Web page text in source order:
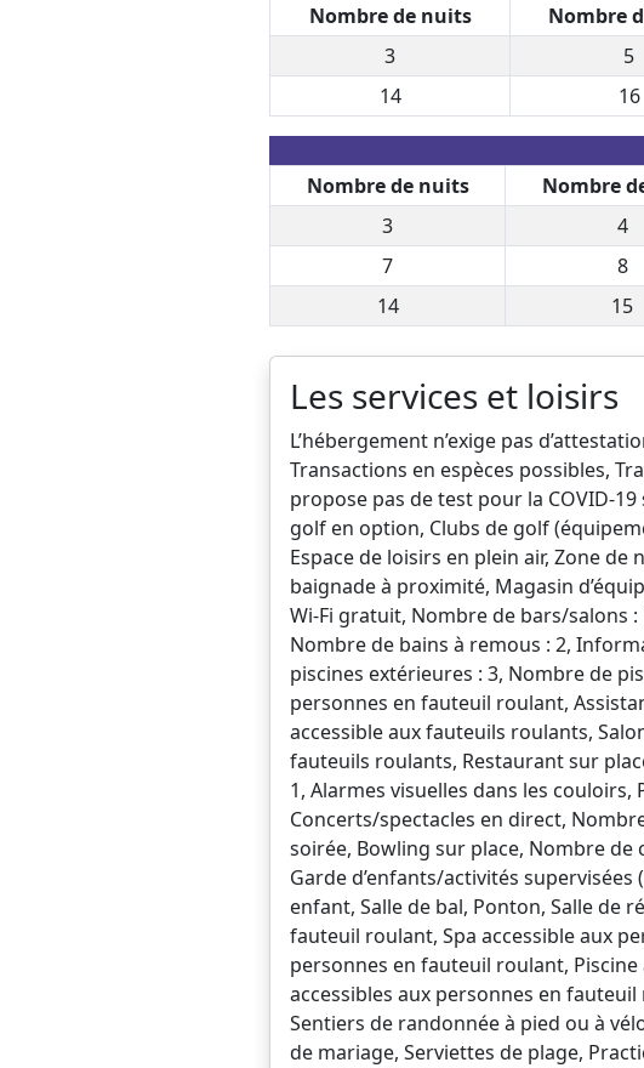
Nombre de nuits Nombre
3
5
14
16
Nombre de nuits Nombre
3
4
7
8
14
15
Les services et loisirs
L’hébergement n’exige pas
Transactions en espèces possibles,
propose pas de test pour la COVID-
golf en option, Clubs de golf
Espace de loisirs en plein air, Zone
baignade à proximité, Magasin
Wi-Fi gratuit, Nombre de bars/salons
Nombre de bains à remous : 2,
piscines extérieures : 3, Nombre de
personnes en fauteuil roulant,
accessible aux fauteuils roulants,
fauteuils roulants, Restaurant sur
1, Alarmes visuelles dans les
Concerts/spectacles en direct,
soirée, Bowling sur place, Nombre de
Garde d’enfants/activités
enfant, Salle de bal, Ponton, Salle de
fauteuil roulant, Spa accessible aux
personnes en fauteuil roulant,
accessibles aux personnes en fauteuil
Sentiers de randonnée à pied ou à
de mariage, Serviettes de plage,